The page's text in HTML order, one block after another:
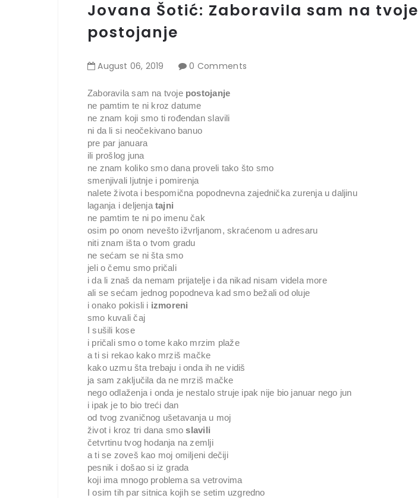
Jovana Šotić: Zaboravila sam na tvoje
postojanje
August 06, 2019 0 Comments
Zaboravila sam na tvoje postojanje
ne pamtim te ni kroz datume
ne znam koji smo ti rođendan slavili
ni da li si neočekivano banuo
pre par januara
ili prošlog juna
ne znam koliko smo dana proveli tako što smo
smenjivali ljutnje i pomirenja
nalete života i bespomična popodnevna zajednička zurenja u daljinu
laganja i deljenja tajni
ne pamtim te ni po imenu čak
osim po onom nevešto ižvrljanom, skraćenom u adresaru
niti znam išta o tvom gradu
ne sećam se ni šta smo
jeli o čemu smo pričali
i da li znaš da nemam prijatelje i da nikad nisam videla more
ali se sećam jednog popodneva kad smo bežali od oluje
i onako pokisli i izmoreni
smo kuvali čaj
I sušili kose
i pričali smo o tome kako mrzim plaže
a ti si rekao kako mrziš mačke
kako uzmu šta trebaju i onda ih ne vidiš
ja sam zaključila da ne mrziš mačke
nego odlaženja i onda je nestalo struje ipak nije bio januar nego jun
i ipak je to bio treći dan
od tvog zvaničnog ušetavanja u moj
život i kroz tri dana smoslavili
četvrtinu tvog hodanja na zemlji
a ti se zoveš kao moj omiljeni dečiji
pesnik i došao si iz grada
koji ima mnogo problema sa vetrovima
I osim tih par sitnica kojih se setim uzgredno